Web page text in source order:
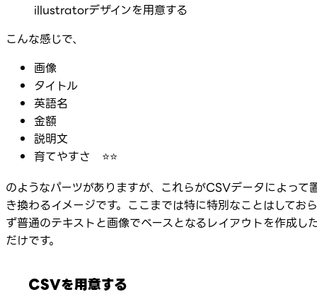
illustratorデザインを用意する
こんな感じで、
画像
タイトル
英語名
金額
説明文
育てやすさ ⭐️⭐️
のようなパーツがありますが、これらがCSVデータによって
き換わるイメージです。ここまでは特に特別なことはしておら
ず普通のテキストと画像でベースとなるレイアウトを作成し
だけです。
CSVを用意する